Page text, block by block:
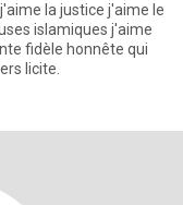
la justice j'aime le
islamiques j'aime
fidèle honnête qui
licite.